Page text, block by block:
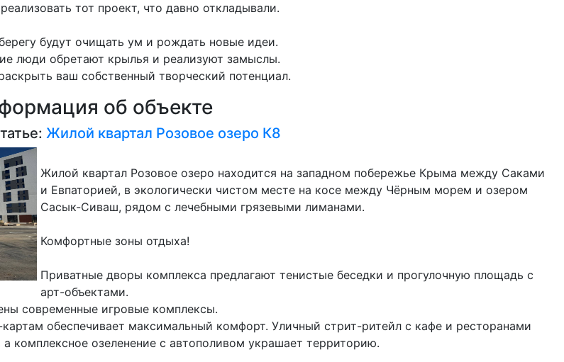
тот проект, что давно откладывали.
будут очищать ум и рождать новые идеи.
люди обретают крылья и реализуют замыслы.
ваш собственный творческий потенциал.
об объекте
Жилой квартал Розовое озеро К8
Жилой квартал Розовое озеро находится на западном побережье Крыма между Саками
и Евпаторией, в экологически чистом месте на косе между Чёрным морем и озером
Сасык-Сиваш, рядом с лечебными грязевыми лиманами.
Комфортные зоны отдыха!
Приватные дворы комплекса предлагают тенистые беседки и прогулочную площадь с
арт-объектами.
современные игровые комплексы.
обеспечивает максимальный комфорт. Уличный стрит-ритейл с кафе и ресторанами
комплексное озеленение с автополивом украшает территорию.